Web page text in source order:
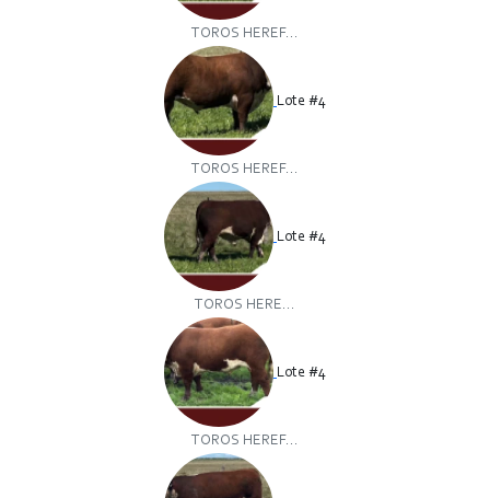
TOROS HEREF...
Lote #4
TOROS HEREF...
Lote #4
TOROS HERE...
Lote #4
TOROS HEREF...